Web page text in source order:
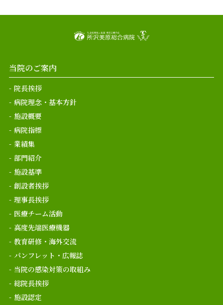
当院のご案内
院長挨拶
病院理念・基本方針
施設概要
病院指標
業績集
部門紹介
施設基準
創設者挨拶
理事長挨拶
医療チーム活動
高度先端医療機器
教育研修・海外交流
パンフレット・広報誌
当院の感染対策の取組み
総院長挨拶
施設認定